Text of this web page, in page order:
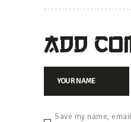
ADD
Save my name,